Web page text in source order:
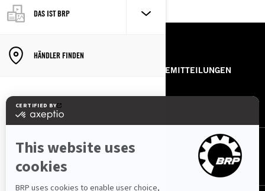
DAS IST BRP
HÄNDLER FINDEN
KONTAKT
PRESSEMITTEILUNGEN
ROTAX
FOLGEN SIE UNS